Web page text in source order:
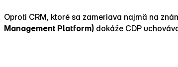
Oproti CRM, ktoré sa zameriava najmä na
Management Platform) dokáže CDP